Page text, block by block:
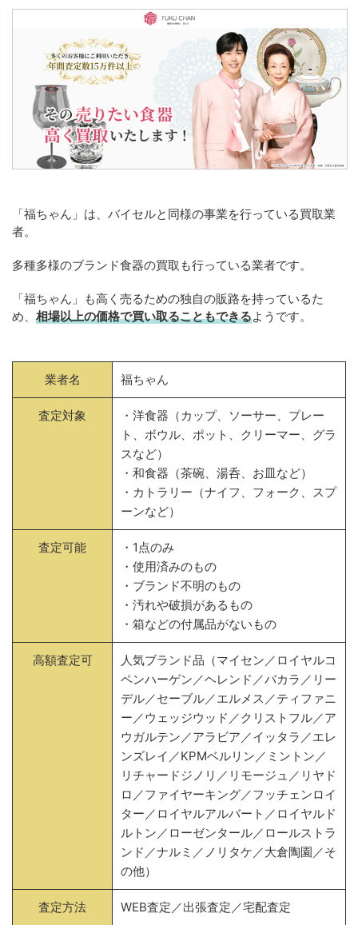
「福ちゃん」は、バイセルと同様の事業を行っている買取業
者。
多種多様のブランド食器の買取も行っている業者です。
「福ちゃん」も高く売るための独自の販路を持っているた
め、 相場以上の価格で買い取ることもできるようです。
業者名 福ちゃん
査定対象
・洋食器（カップ、ソーサー、プレー
ト、ボウル、ポット、クリーマー、グラ
スなど）
・和食器（茶碗、湯呑、お皿など）
・カトラリー（ナイフ、フォーク、スプ
ーンなど）
査定可能
・1点のみ
・使用済みのもの
・ブランド不明のもの
・汚れや破損があるもの
・箱などの付属品がないもの
高額査定可
人気ブランド品（マイセン／ロイヤルコ
ペンハーゲン／ヘレンド／バカラ／リー
デル／セーブル／エルメス／ティファニ
ー／ウェッジウッド／クリストフル／ア
ウガルテン／アラビア／イッタラ／エレ
ンズレイ／KPMベルリン／ミントン／
リチャードジノリ／リモージュ／リヤド
ロ／ファイヤーキング／フッチェンロイ
ター／ロイヤルアルバート／ロイヤルド
ルトン／ローゼンタール／ロールストラ
ンド／ナルミ／ノリタケ／大倉陶園／そ
の他）
査定方法 WEB査定／出張査定／宅配査定